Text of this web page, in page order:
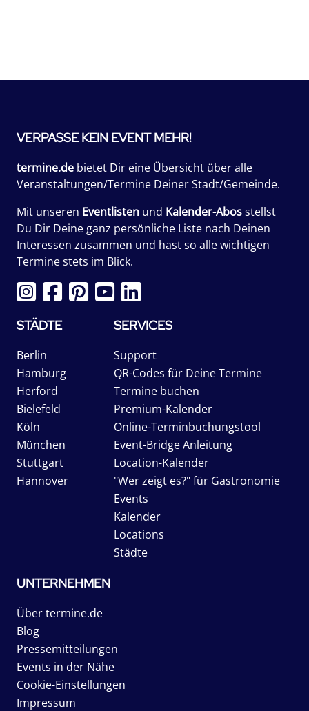
VERPASSE KEIN EVENT MEHR!
termine.de bietet Dir eine Übersicht über alle
Veranstaltungen/Termine Deiner Stadt/Gemeinde.
Mit unseren Eventlisten und Kalender-Abosstellst
Du Dir Deine ganz persönliche Liste nach Deinen
Interessen zusammen und hast so alle wichtigen
Termine stets im Blick.
STÄDTE
Berlin
Hamburg
Herford
Bielefeld
Köln
München
Stuttgart
Hannover
SERVICES
Support
QR-Codes für Deine Termine
Termine buchen
Premium-Kalender
Online-Terminbuchungstool
Event-Bridge Anleitung
Location-Kalender
"Wer zeigt es?" für Gastronomie
Events
Kalender
Locations
Städte
UNTERNEHMEN
Über termine.de
Blog
Pressemitteilungen
Events in der Nähe
Cookie-Einstellungen
Impressum